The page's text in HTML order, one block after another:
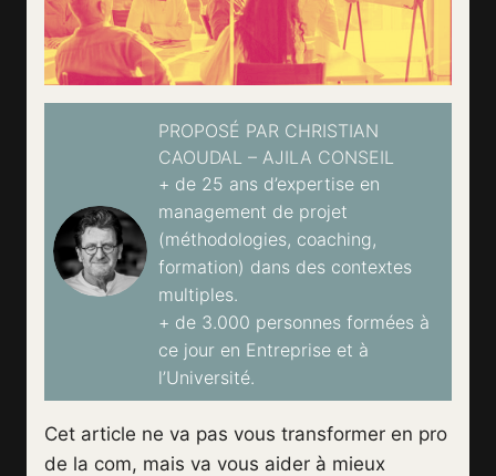
PROPOSÉ PAR CHRISTIAN
CAOUDAL – AJILA CONSEIL
+ de 25 ans d’expertise en
management de projet
(méthodologies, coaching,
formation) dans des contextes
multiples.
+ de 3.000 personnes formées à
ce jour en Entreprise et à
l’Université.
Cet article ne va pas vous transformer en pro
de la com, mais va vous aider à mieux